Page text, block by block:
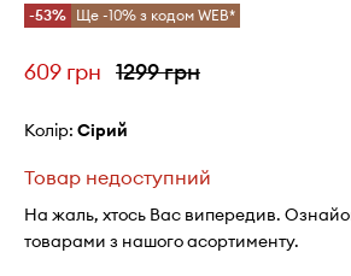
-53% Ще -10% з кодом WEB*
609 грн 1299 грн
Колір: сірий
Товар недоступний
На жаль, хтось Вас випередив.
товарами з нашого асортименту.